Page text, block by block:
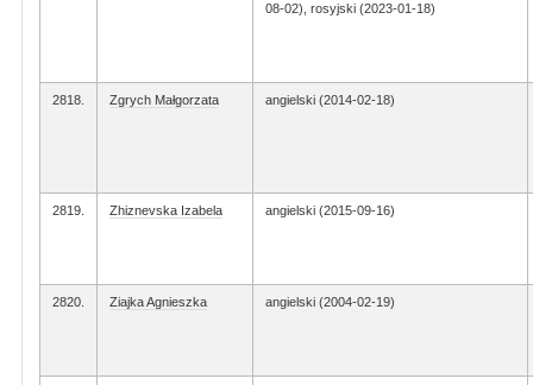
08-02), rosyjski (2023-01-18)
2818. Zgrych Małgorzata angielski (2014-02-18)
2819. Zhiznevska Izabela angielski (2015-09-16)
2820. Ziajka Agnieszka angielski (2004-02-19)